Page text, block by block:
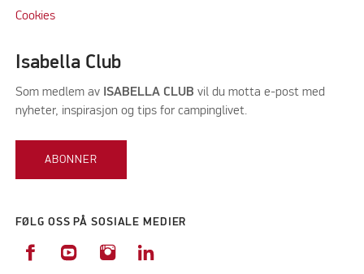
Cookies
Isabella Club
Som medlem avISABELLA CLUB vil du motta e-post med
nyheter, inspirasjon og tips for campinglivet.
ABONNER
FØLG OSS PÅ SOSIALE MEDIER